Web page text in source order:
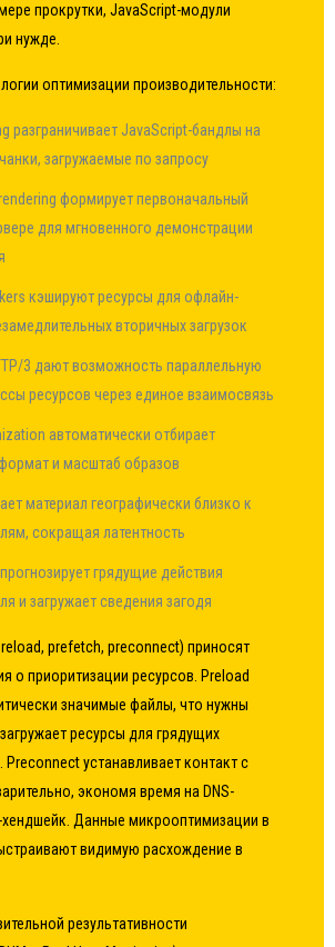
прокрутки, JavaScript-модули
нужде.
оптимизации производительности:
разграничивает JavaScript-бандлы на
загружаемые по запросу
формирует первоначальный
для мгновенного демонстрации
кэшируют ресурсы для офлайн-
вторичных загрузок
3 дают возможность параллельную
ресурсов через единое взаимосвязь
автоматически отбирает
и масштаб образов
материал географически близко к
сокращая латентность
грядущие действия
и загружает сведения загодя
prefetch, preconnect) приносят
о приоритизации ресурсов. Preload
значимые файлы, что нужны
ресурсы для грядущих
Preconnect устанавливает контакт с
экономя время на DNS-
хендшейк. Данные микрооптимизации в
видимую расхождение в
результативности